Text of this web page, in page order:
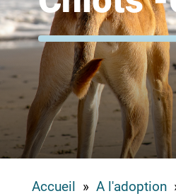
Accueil » A l'adoption